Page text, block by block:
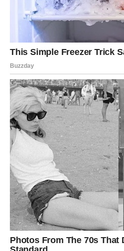
Finansijska poruka za Jarca:
tereta koji nosiš – meri ga
BLIZANCI –
tok novca
Za Blizance, februar donosi
jasnoću, jer prestaje rasipanje
na previše strana. Blizanci su u